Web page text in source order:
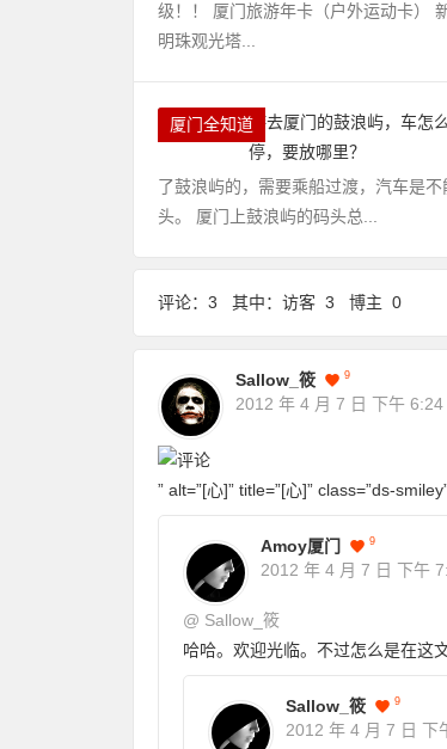
级！！ 厦门旅游年卡（户外运动卡）
明珠观光塔...
厦门全知道
了鼓浪屿的，需要乘船过渡，汽车是
头。 厦门上鼓浪屿的码头总...
评论：3 其中：访客 3 博主 0
Sallow_筱 9
2012 年 4 月 7 日 下午 6:24
” alt=”[心]” title=”[心]” class=”ds-
Amoy厦门 9
2012 年 4 月 7 日 下午
@ Sallow_筱
哈哈。欢迎光临。不过怎么是在这
Sallow_筱 9
2012 年 4 月 7 日 下